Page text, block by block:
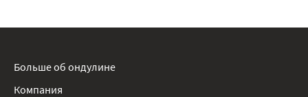
Больше об ондулине
Компания